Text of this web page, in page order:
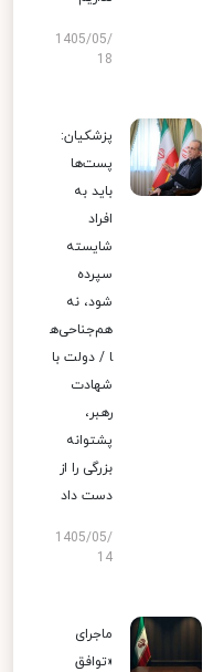
1405/05/
18
پزشکیان:
پست‌ها
باید به
افراد
شایسته
سپرده
شود، نه
هم‌جناحی‌ه
ا / دولت با
شهادت
رهبر،
پشتوانه
بزرگی را از
دست داد
1405/05/
14
ماجرای
«توافق